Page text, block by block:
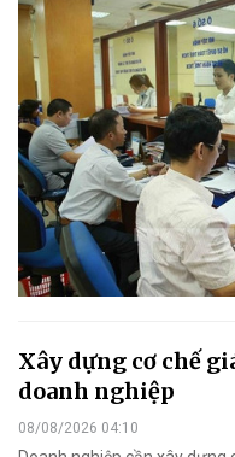
Xây dựng cơ chế
doanh nghiệp
08/08/2026 04:10